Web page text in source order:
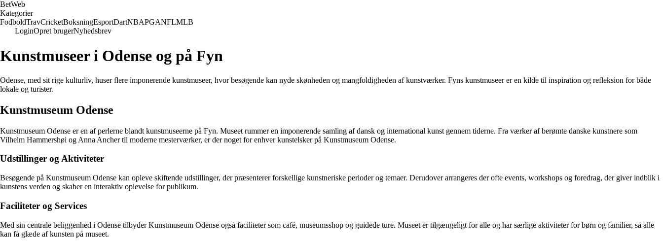
BetWeb
Kategorier
FodboldTravCricketBoksningEsportDartNBAPGANFLMLB
LoginOpret brugerNyhedsbrev
Kunstmuseer i Odense og på Fyn
Odense, med sit rige kulturliv, huser flere imponerende kunstmuseer, hvor besøgende kan nyde skønheden og mangfoldigheden af kunstværker. Fyns kunstmuseer er en kilde til inspiration og refleksion for både
lokale og turister.
Kunstmuseum Odense
Kunstmuseum Odense er en af perlerne blandt kunstmuseerne på Fyn. Museet rummer en imponerende samling af dansk og international kunst gennem tiderne. Fra værker af berømte danske kunstnere som
Vilhelm Hammershøi og Anna Ancher til moderne mesterværker, er der noget for enhver kunstelsker på Kunstmuseum Odense.
Udstillinger og Aktiviteter
Besøgende på Kunstmuseum Odense kan opleve skiftende udstillinger, der præsenterer forskellige kunstneriske perioder og temaer. Derudover arrangeres der ofte events, workshops og foredrag, der giver indblik i
kunstens verden og skaber en interaktiv oplevelse for publikum.
Faciliteter og Services
Med sin centrale beliggenhed i Odense tilbyder Kunstmuseum Odense også faciliteter som café, museumsshop og guidede ture. Museet er tilgængeligt for alle og har særlige aktiviteter for børn og familier, så alle
kan få glæde af kunsten på museet.